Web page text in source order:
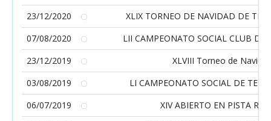
23/12/2020
XLIX TORNEO DE NAVIDAD DE
07/08/2020
LII CAMPEONATO SOCIAL CLUB DE
23/12/2019
XLVIII Torneo de
03/08/2019
LI CAMPEONATO SOCIAL DE
06/07/2019
XIV ABIERTO EN PISTA